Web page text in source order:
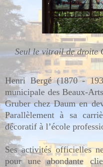
Seul le vitrail de droite
Henri Bergé (1870 -
municipale des Beaux-
Gruber chez Daum en
Parallèlement à sa
décoratif à l’école
Ses activités officielles
pour une abondante